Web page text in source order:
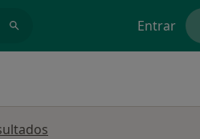
Entrar